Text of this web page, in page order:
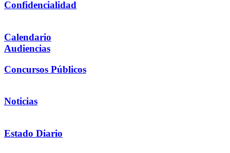
Confidencialidad
Calendario
Audiencias
Concursos Públicos
Noticias
Estado Diario